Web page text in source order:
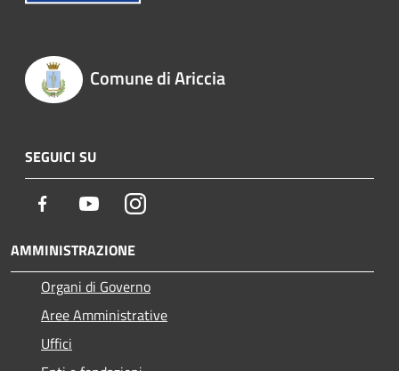
Comune di Ariccia
SEGUICI SU
Facebook YoutubeInstagram
AMMINISTRAZIONE
Organi di Governo
Aree Amministrative
Uffici